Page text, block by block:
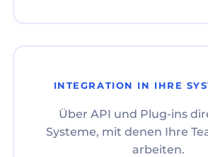
INTEGRATION IN IHRE
Über API und Plug-ins
Systeme, mit denen Ihre
arbeiten.